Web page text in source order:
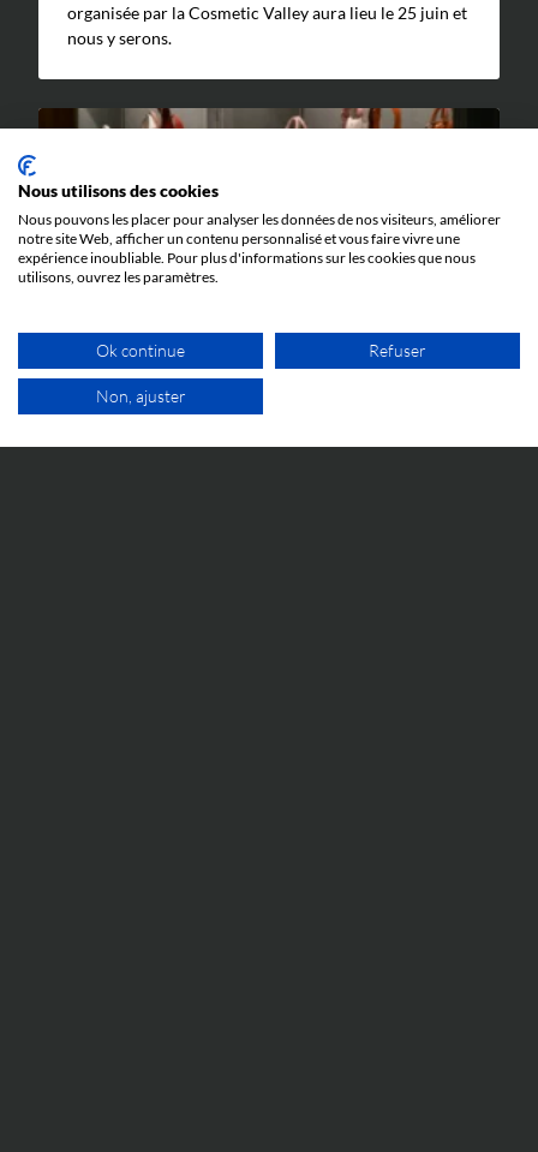
organisée par la Cosmetic Valley aura lieu le 25 juin et
nous y serons.
IP WORLD
« Fauré Le Page Paris 1717 » vs Goyard : la
CJUE rend une décision importante en
matière de marque trompeuse
Nous utilisons des cookies
Nous pouvons les placer pour analyser les données de nos visiteurs, améliorer
notre site Web, afficher un contenu personnalisé et vous faire vivre une
expérience inoubliable. Pour plus d'informations sur les cookies que nous
utilisons, ouvrez les paramètres.
Ok continue Refuser
Non, ajuster